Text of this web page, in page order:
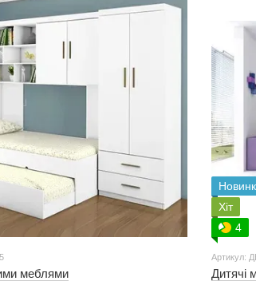
меблями
Хіт
4
Артикул:
Дитячі